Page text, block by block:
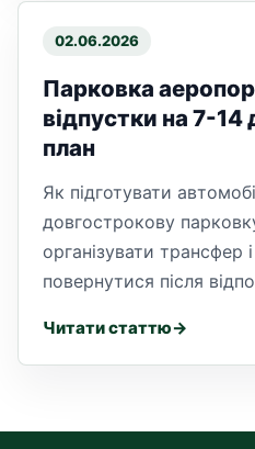
02.06.2026
Парковка
відпустки на 7-14
план
Як підготувати
довгострокову
організувати трансфер
повернутися після
Читати статтю